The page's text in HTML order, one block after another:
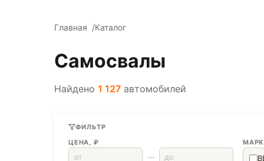
Главная Каталог
Самосвалы
Найдено 1 127 автомобилей
ФИЛЬТР
ЦЕНА, ₽
—